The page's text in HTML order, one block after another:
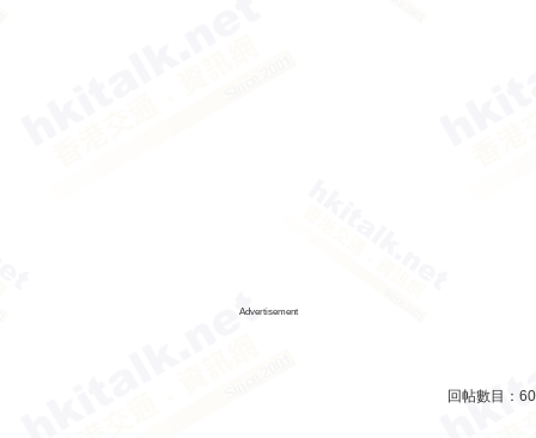
Advertisement
回帖數目： 60